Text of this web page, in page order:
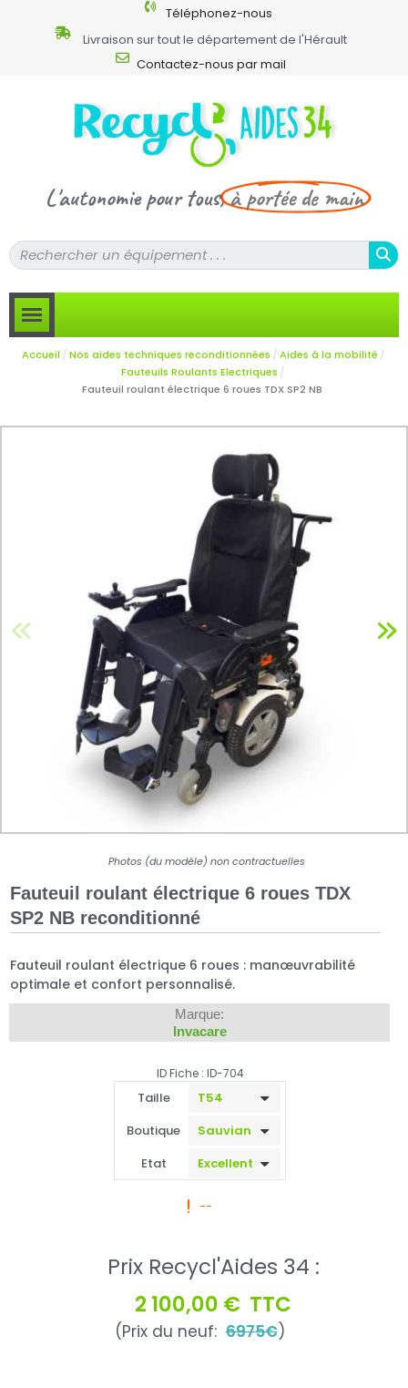
Téléphonez-nous
Livraison sur tout le département de l'Hérault
Contactez-nous par mail
L'autonomie pour tous,à portée de main
Accueil Nos aides techniques reconditionnées
Aides à la mobilité
Fauteuils Roulants Electriques
Fauteuil roulant électrique 6 roues TDX SP2 NB
Photos (du modèle) non contractuelles
Fauteuil roulant électrique 6 roues TDX
SP2 NB reconditionné
Fauteuil roulant électrique 6 roues : manœuvrabilité
optimale et confort personnalisé.
Marque:
Invacare
ID Fiche : ID-704
Taille
Boutique
Etat
--
Prix Recycl'Aides 34 :
2 100,00 € TTC
(Prix du neuf:6975€)